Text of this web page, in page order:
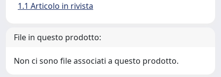
1.1 Articolo in rivista
File in questo prodotto:
Non ci sono file associati a questo prodotto.